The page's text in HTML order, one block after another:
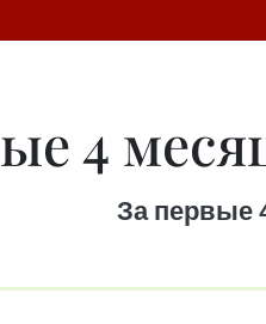
4
За первые